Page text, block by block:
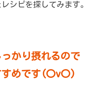
シピを探してみます。
かり摂れるので
めです(〇v〇)